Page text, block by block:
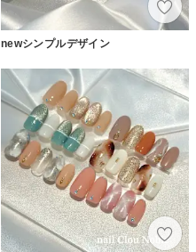
newシンプルデザイン